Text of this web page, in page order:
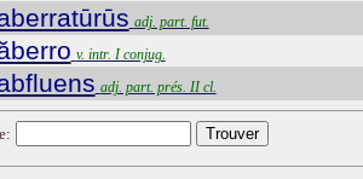
adj. part. fut.
v. intr. I conjug.
adj. part. prés. II cl.